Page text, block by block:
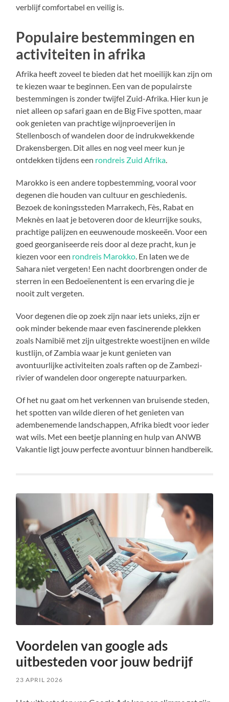
verblijf comfortabel en veilig is.
Populaire bestemmingen en
activiteiten in afrika
Afrika heeft zoveel te bieden dat het moeilijk kan zijn om
te kiezen waar te beginnen. Een van de populairste
bestemmingen is zonder twijfel Zuid-Afrika. Hier kun je
niet alleen op safari gaan en de Big Five spotten, maar
ook genieten van prachtige wijnproeverijen in
Stellenbosch of wandelen door de indrukwekkende
Drakensbergen. Dit alles en nog veel meer kun je
ontdekken tijdens een rondreis Zuid Afrika.
Marokko is een andere topbestemming, vooral voor
degenen die houden van cultuur en geschiedenis.
Bezoek de koningssteden Marrakech, Fès, Rabat en
Meknès en laat je betoveren door de kleurrijke souks,
prachtige palijzen en eeuwenoude moskeeën. Voor een
goed georganiseerde reis door al deze pracht, kun je
kiezen voor een rondreis Marokko. En laten we de
Sahara niet vergeten! Een nacht doorbrengen onder de
sterren in een Bedoeïenentent is een ervaring die je
nooit zult vergeten.
Voor degenen die op zoek zijn naar iets unieks, zijn er
ook minder bekende maar even fascinerende plekken
zoals Namibië met zijn uitgestrekte woestijnen en wilde
kustlijn, of Zambia waar je kunt genieten van
avontuurlijke activiteiten zoals raften op de Zambezi-
rivier of wandelen door ongerepte natuurparken.
Of het nu gaat om het verkennen van bruisende steden,
het spotten van wilde dieren of het genieten van
adembenemende landschappen, Afrika biedt voor ieder
wat wils. Met een beetje planning en hulp van ANWB
Vakantie ligt jouw perfecte avontuur binnen handbereik.
Voordelen van google ads
uitbesteden voor jouw bedrijf
23 APRIL 2026